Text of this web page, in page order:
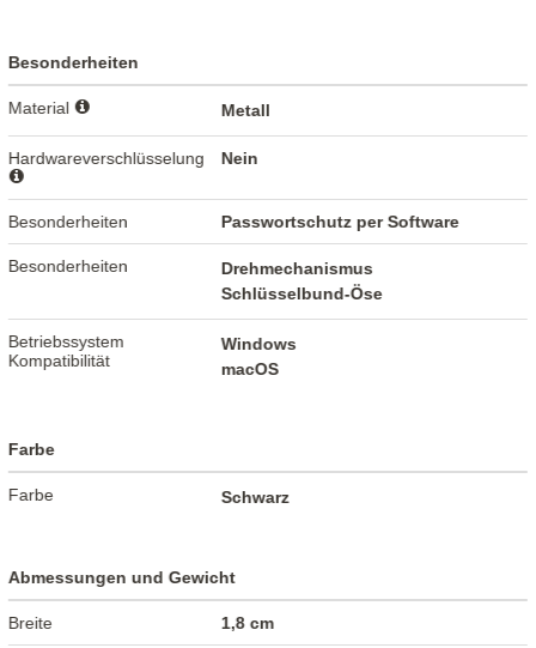
Besonderheiten
Material Metall
Hardwareverschlüsselung Nein
Besonderheiten Passwortschutz per Software
Besonderheiten
Drehmechanismus
Schlüsselbund-Öse
Betriebssystem
Kompatibilität
Windows
macOS
Farbe
Farbe Schwarz
Abmessungen und Gewicht
Breite 1,8 cm